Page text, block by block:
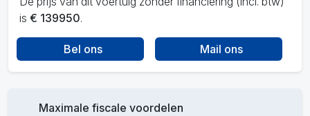
is € 139950.
Bel ons Mail ons
Maximale fiscale voordelen